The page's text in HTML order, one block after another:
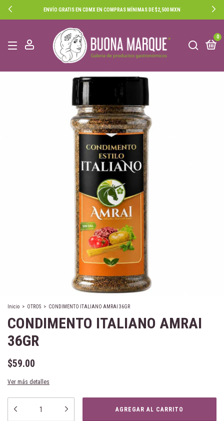
ENVÍO GRATIS EN CDMX EN COMPRAS MÍNIMAS DE $2,500 MXN
0
Inicio > OTROS > CONDIMENTO ITALIANO AMRAI 36GR
CONDIMENTO ITALIANO AMRAI
36GR
$59.00
Ver más detalles